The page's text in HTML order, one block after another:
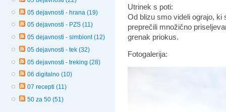
05 dejavnosti - hrana (19)
05 dejavnosti - PZS (11)
05 dejavnosti - simbiont (12)
05 dejavnosti - tek (32)
05 dejavnosti - treking (28)
06 digitalno (10)
07 recepti (11)
50 za 50 (51)
Utrinek s poti:
Od blizu smo videli ograjo, ki
preprečili množično
grenak priokus.
Fotogalerija: